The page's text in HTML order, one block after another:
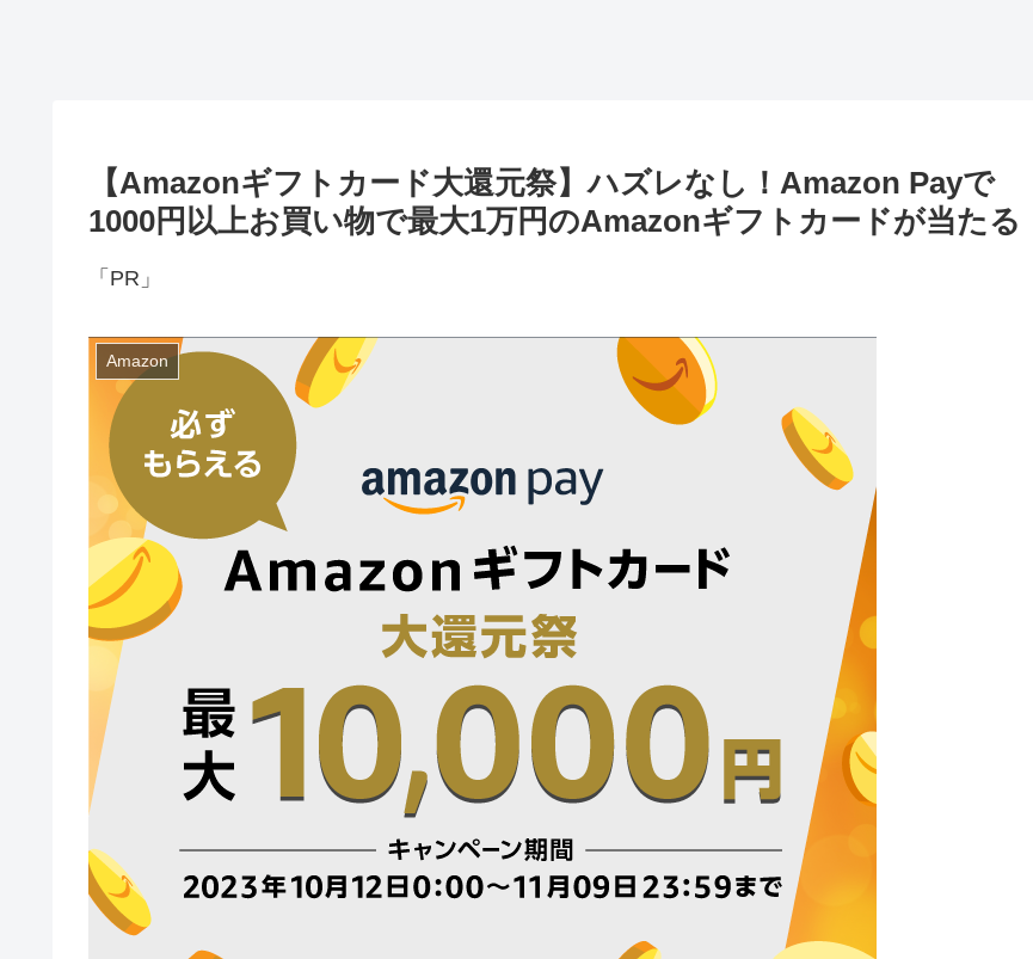
【Amazonギフトカード大還元祭】ハズレなし！Amazon Payで
1000円以上お買い物で最大1万円のAmazonギフトカードが当たる
「PR」
Amazon